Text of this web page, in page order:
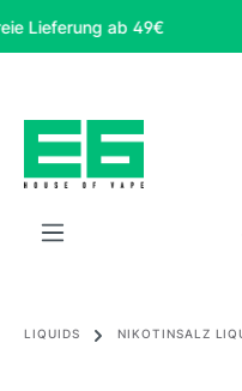
Zum Hauptinhalt springen
ab 49€
LIQUIDS NIKOTINSALZ